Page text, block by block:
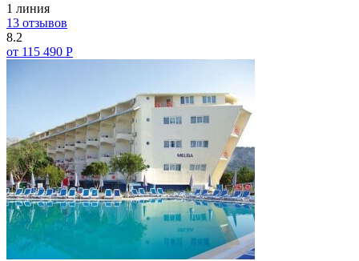
1 линия
13 отзывов
8.2
от 115 490 Р